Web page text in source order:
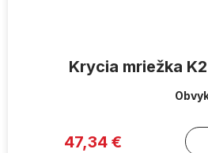
Krycia mriežka K2
47,34 €